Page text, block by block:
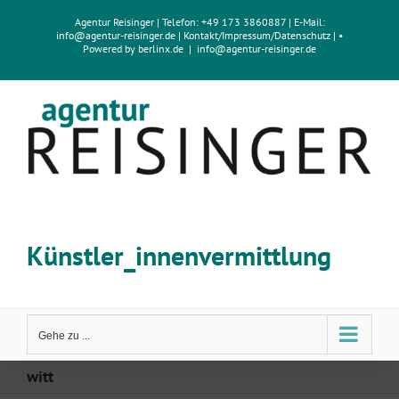
Agentur Reisinger| Telefon: +49 173 3860887 | E-Mail:
info@agentur-reisinger.de | Kontakt/Impressum/Datenschutz | •
Powered by berlinx.de | info@agentur-reisinger.de
Künstler_innenvermittlung
Gehe zu ...
witt